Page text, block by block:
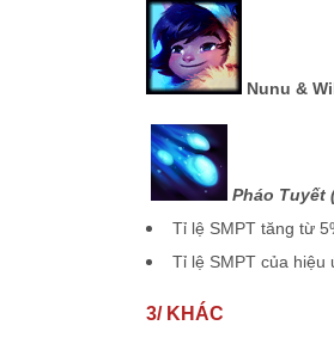
Nunu &
Pháo Tuyết
Tỉ lệ SMPT tăng từ
Tỉ lệ SMPT của hiệu
3/ KHÁC